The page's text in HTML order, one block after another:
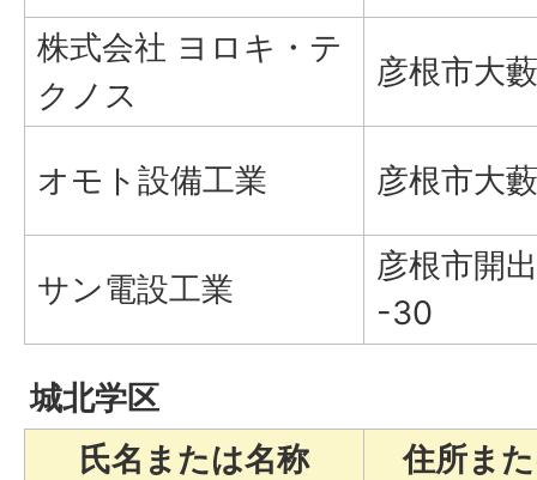
株式会社 ヨロキ・テ
クノス
彦根市大
オモト設備工業 彦根市大
サン電設工業
彦根市開
-30
城北学区
氏名または名称
住所ま